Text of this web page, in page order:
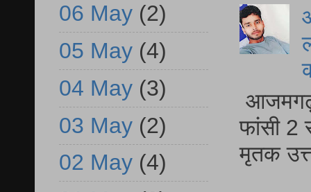
आजमगढ़
फांसी 2
मृतक
06 May (2)
05 May (4)
04 May (3)
03 May (2)
02 May (4)